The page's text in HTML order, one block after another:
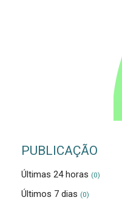
PUBLICAÇÃO
Últimas 24 horas (0)
Últimos 7 dias (0)